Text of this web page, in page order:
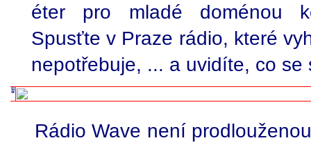
éter pro mladé doménou
Spusťte v Praze rádio, které
nepotřebuje, ... a uvidíte, co se
Rádio Wave není